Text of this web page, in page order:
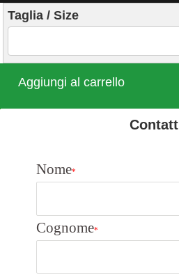
Taglia / Size
Aggiungi al carrello
Nome*
Cognome*